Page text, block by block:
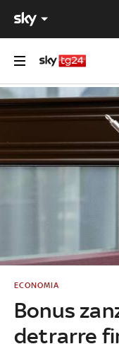
Bonus
detrarre
ECONOMIA